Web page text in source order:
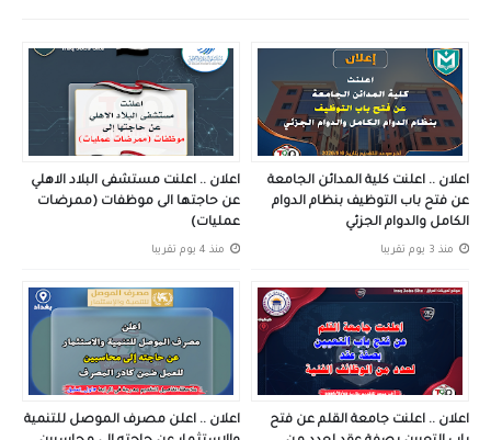
اعلان .. اعلنت كلية المدائن الجامعة
عن فتح باب التوظيف بنظام الدوام
الكامل والدوام الجزئي
منذ 3 يوم تقريبا
اعلان .. اعلنت مستشفى البلاد الاهلي
عن حاجتها الى موظفات (ممرضات
عمليات)
منذ 4 يوم تقريبا
اعلان .. اعلنت جامعة القلم عن فتح
اعلان .. اعلن مصرف الموصل للتنمية